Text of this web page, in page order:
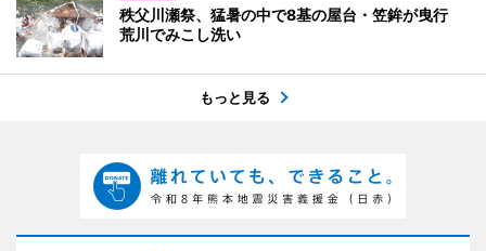
秩父川瀬祭、猛暑の中で8基の屋台・笠鉾が曳行
荒川でみこし洗い
もっと見る